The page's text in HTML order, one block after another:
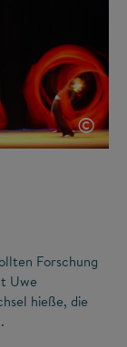
©
Forschung
Uwe
hieße, die